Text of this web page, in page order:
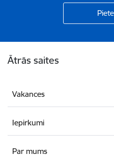
Ātrās saites
Vakances
Iepirkumi
Par mums